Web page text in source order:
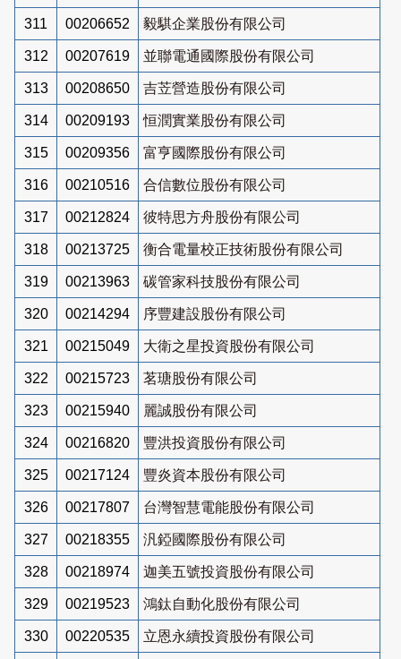
311 00206652 毅騏企業股份有限公司
312 00207619 並聯電通國際股份有限公司
313 00208650 吉苙營造股份有限公司
314 00209193 恒潤實業股份有限公司
315 00209356 富亨國際股份有限公司
316 00210516 合信數位股份有限公司
317 00212824 彼特思方舟股份有限公司
318 00213725 衡合電量校正技術股份有限公司
319 00213963 碳管家科技股份有限公司
320 00214294 序豐建設股份有限公司
321 00215049 大衛之星投資股份有限公司
322 00215723 茗瑭股份有限公司
323 00215940 麗誠股份有限公司
324 00216820 豐洪投資股份有限公司
325 00217124 豐炎資本股份有限公司
326 00217807 台灣智慧電能股份有限公司
327 00218355 汎錏國際股份有限公司
328 00218974 迦美五號投資股份有限公司
329 00219523 鴻鈦自動化股份有限公司
330 00220535 立恩永續投資股份有限公司